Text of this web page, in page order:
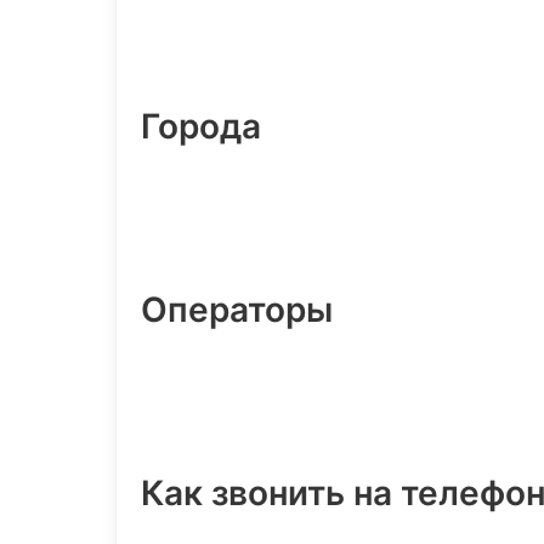
Города
Операторы
Как звонить на телефон